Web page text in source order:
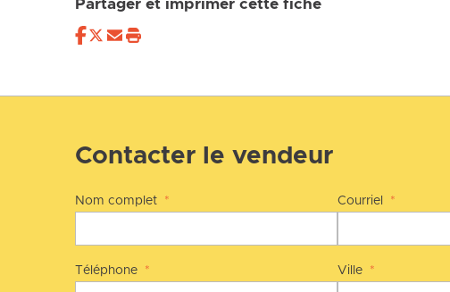
Partager et imprimer cette fiche
Contacter le vendeur
Nom complet * Courriel *
Téléphone * Ville *